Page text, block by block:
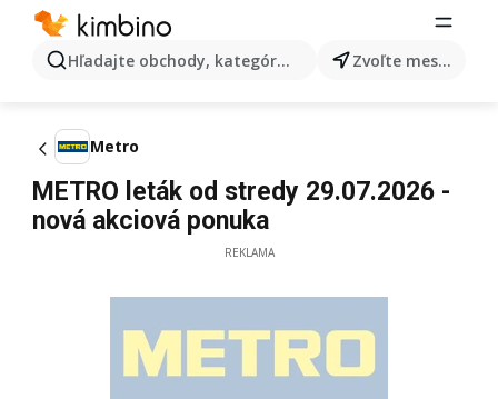
Hľadajte obchody, kategórie, produkty... Zvoľte mesto
Metro
METRO leták od stredy 29.07.2026 -
nová akciová ponuka
REKLAMA